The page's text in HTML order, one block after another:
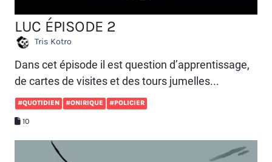
LUC ÉPISODE 2
Tris Kotro
Dans cet épisode il est question d’apprentissage,
de cartes de visites et des tours jumelles...
#QUOTIDIEN #ONIRIQUE #POLICIER
10